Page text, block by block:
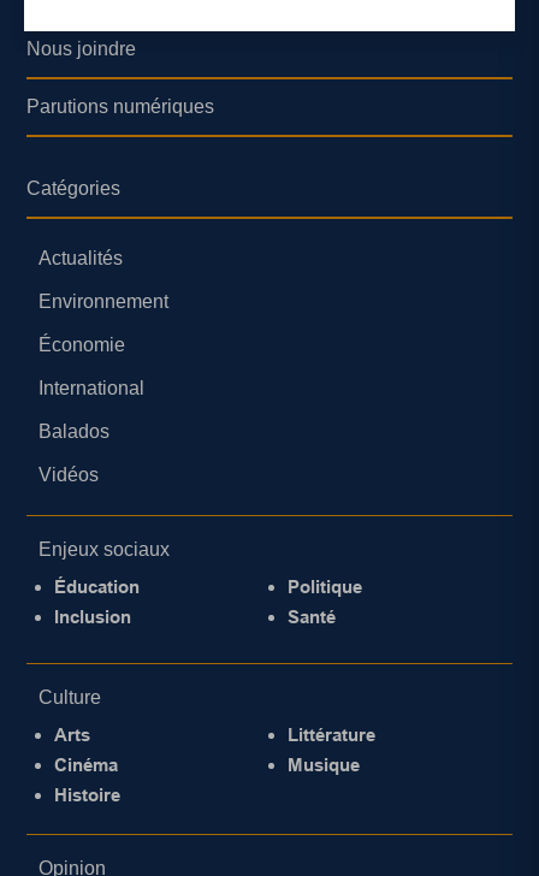
Nous joindre
Parutions numériques
Catégories
Actualités
Environnement
Économie
International
Balados
Vidéos
Enjeux sociaux
Éducation
Inclusion
Politique
Santé
Culture
Arts
Cinéma
Histoire
Littérature
Musique
Opinion